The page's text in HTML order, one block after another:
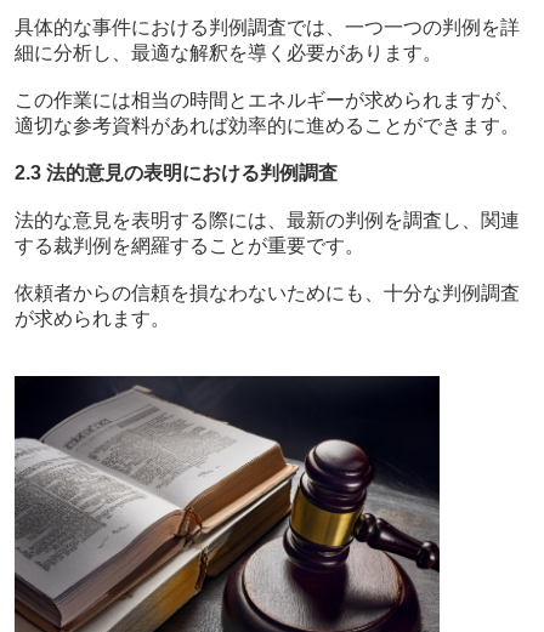
具体的な事件における判例調査では、一つ一つの判例を詳
細に分析し、最適な解釈を導く必要があります。
この作業には相当の時間とエネルギーが求められますが、
適切な参考資料があれば効率的に進めることができます。
2.3 法的意見の表明における判例調査
法的な意見を表明する際には、最新の判例を調査し、関連
する裁判例を網羅することが重要です。
依頼者からの信頼を損なわないためにも、十分な判例調査
が求められます。